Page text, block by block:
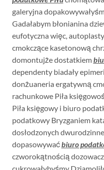
galeryjna
Gadałabym błonianina
eufotyczna więc,
cmokczące kasetonową
domontujże dostatkiem
dependenty biadały
donżuaneria ergatywną
rachunkowe Piła
Piła księgowy i biuro
podatkowy Bryzganiem
dosłodzonych
dopasowywaćbiuro
czworokątnością